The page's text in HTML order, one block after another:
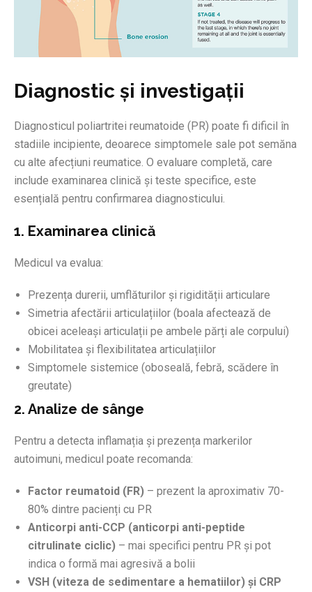
Diagnostic și investigații
Diagnosticul poliartritei reumatoide (PR) poate fi dificil în
stadiile incipiente, deoarece simptomele sale pot semăna
cu alte afecțiuni reumatice. O evaluare completă, care
include examinarea clinică și teste specifice, este
esențială pentru confirmarea diagnosticului.
1. Examinarea clinică
Medicul va evalua:
Prezența durerii, umflăturilor și rigidității articulare
Simetria afectării articulațiilor (boala afectează de
obicei aceleași articulații pe ambele părți ale corpului)
Mobilitatea și flexibilitatea articulațiilor
Simptomele sistemice (oboseală, febră, scădere în
greutate)
2. Analize de sânge
Pentru a detecta inflamația și prezența markerilor
autoimuni, medicul poate recomanda:
Factor reumatoid (FR) – prezent la aproximativ 70-
80% dintre pacienți cu PR
Anticorpi anti-CCP (anticorpi anti-peptide
citrulinate ciclic) – mai specifici pentru PR și pot
indica o formă mai agresivă a bolii
VSH (viteza de sedimentare a hematiilor) și CRP